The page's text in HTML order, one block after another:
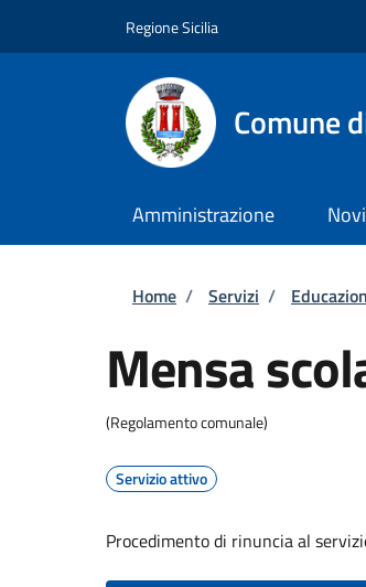
Regione Sicilia
Comune
Amministrazione
Briciole di
Home / Servizi /
Mensa
(Regolamento comunale)
Servizio attivo
Procedimento di rinuncia al